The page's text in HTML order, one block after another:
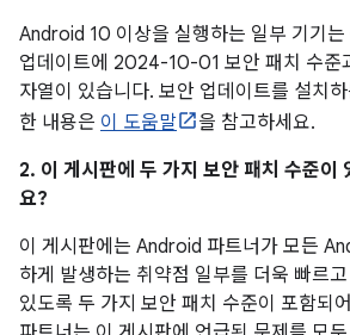
Android 10 이상을 실행하는 일부 기기
업데이트에 2024-10-01 보안 패치 수준
자열이 있습니다. 보안 업데이트를 설치
한 내용은 이 도움말
을 참고하세요.
2. 이 게시판에 두 가지 보안 패치 수준이
요?
이 게시판에는 Android 파트너가 모든
하게 발생하는 취약점 일부를 더욱 빠르
있도록 두 가지 보안 패치 수준이 포함되